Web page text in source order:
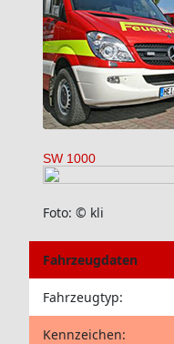
SW 1000
Foto: © kli
Fahrzeugdaten
Fahrzeugtyp:
Kennzeichen: